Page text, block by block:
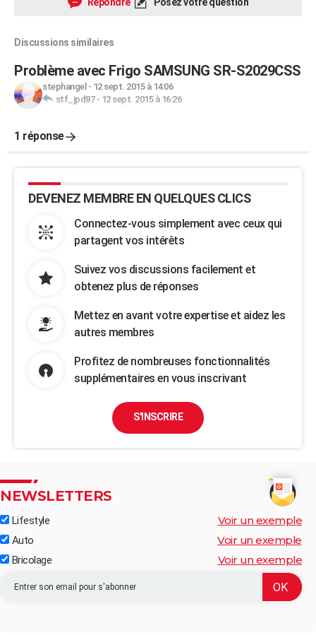
Discussions similaires
Problème avec Frigo SAMSUNG SR-S2029CSS
stephangel - 12 sept. 2015 à 14:06
stf_jpd87- 12 sept. 2015 à 16:26
1 réponse
DEVENEZ MEMBRE EN QUELQUES CLICS
Connectez-vous simplement avec ceux qui
partagent vos intérêts
Suivez vos discussions facilement et
obtenez plus de réponses
Mettez en avant votre expertise et aidez les
autres membres
Profitez de nombreuses fonctionnalités
supplémentaires en vous inscrivant
S'INSCRIRE
NEWSLETTERS
Lifestyle Voir un exemple
Auto Voir un exemple
Bricolage Voir un exemple